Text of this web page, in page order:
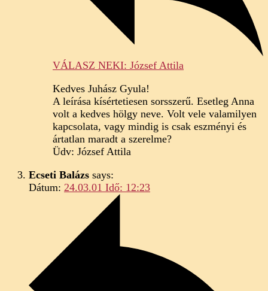
VÁLASZ NEKI: József Attila
Kedves Juhász Gyula!
A leírása kísértetiesen sorsszerű. Esetleg Anna
volt a kedves hölgy neve. Volt vele valamilyen
kapcsolata, vagy mindig is csak eszményi és
ártatlan maradt a szerelme?
Üdv: József Attila
Ecseti Balázs says:
Dátum: 24.03.01 Idő: 12:23